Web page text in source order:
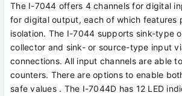
The I-7044 offers 4 channels for digital
for digital output, each of which features
isolation. The I-7044 supports sink-type
collector and sink- or source-type input
connections. All input channels are able
counters. There are options to enable
safe values . The I-7044D has 12 LED